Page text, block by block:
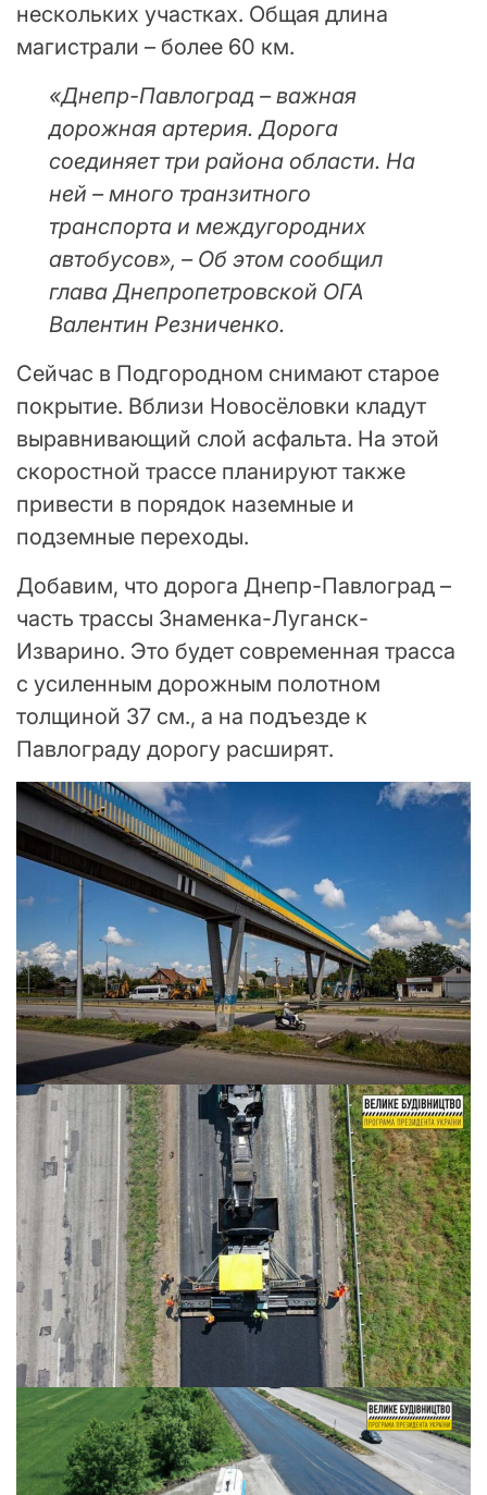
нескольких участках. Общая длина
магистрали – более 60 км.
«Днепр-Павлоград – важная
дорожная артерия. Дорога
соединяет три района области. На
ней – много транзитного
транспорта и междугородних
автобусов», – Об этом сообщил
глава Днепропетровской ОГА
Валентин Резниченко.
Сейчас в Подгородном снимают старое
покрытие. Вблизи Новосёловки кладут
выравнивающий слой асфальта. На этой
скоростной трассе планируют также
привести в порядок наземные и
подземные переходы.
Добавим, что дорога Днепр-Павлоград –
часть трассы Знаменка-Луганск-
Изварино. Это будет современная трасса
с усиленным дорожным полотном
толщиной 37 см., а на подъезде к
Павлограду дорогу расширят.